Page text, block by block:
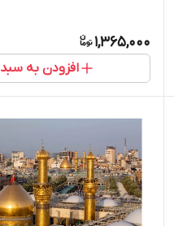
1,365,000
افزودن به سبد